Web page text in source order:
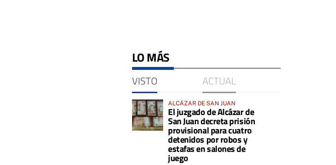
LO MÁS
VISTO ACTUAL
ALCÁZAR DE SAN JUAN
El juzgado de Alcázar de
San Juan decreta prisión
provisional para cuatro
detenidos por robos y
estafas en salones de
juego